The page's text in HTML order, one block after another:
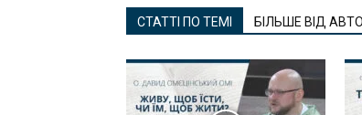
СТАТТІ ПО ТЕМІ БІЛЬШЕ ВІД